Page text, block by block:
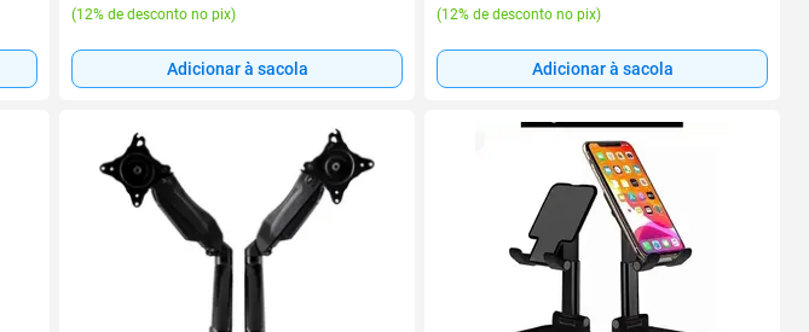
(12% de desconto no pix)
Adicionar à sacola
(12% de desconto no pix)
Adicionar à sacola